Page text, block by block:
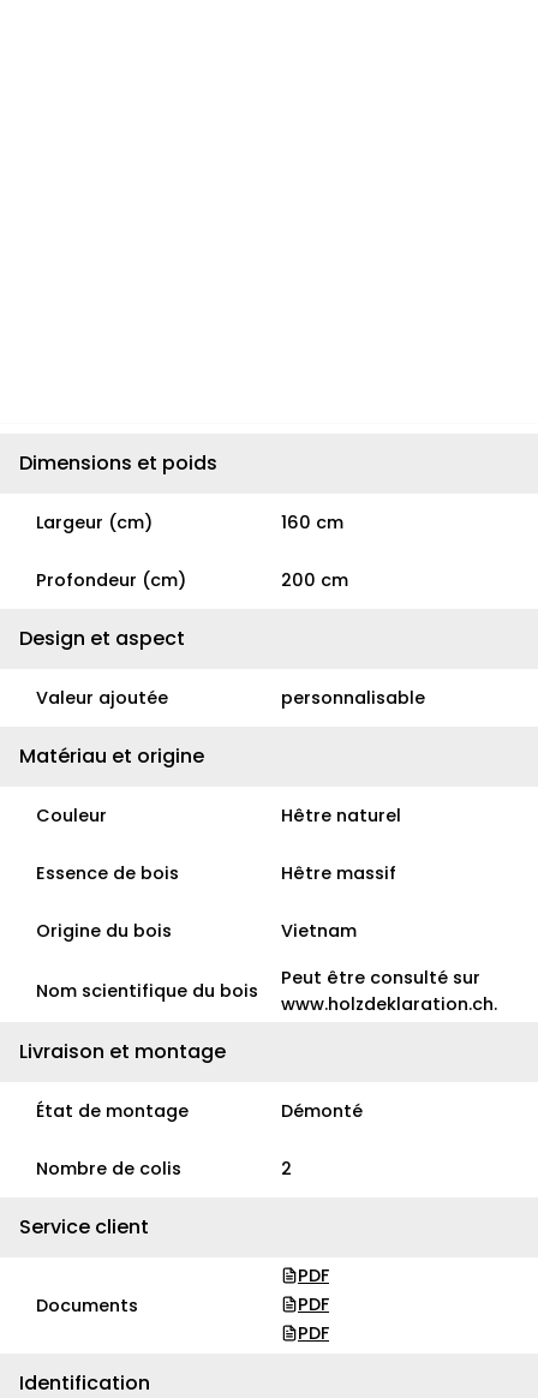
Dimensions et poids
Largeur (cm) 160 cm
Profondeur (cm) 200 cm
Design et aspect
Valeur ajoutée personnalisable
Matériau et origine
Couleur Hêtre naturel
Essence de bois Hêtre massif
Origine du bois Vietnam
Nom scientifique du bois
Peut être consulté sur
www.holzdeklaration.ch.
Livraison et montage
État de montage Démonté
Nombre de colis 2
Service client
Documents
PDF
PDF
PDF
Identification